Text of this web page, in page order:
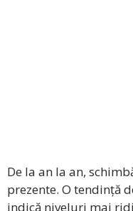
De la an la an,
prezente. O tendință
indică niveluri mai